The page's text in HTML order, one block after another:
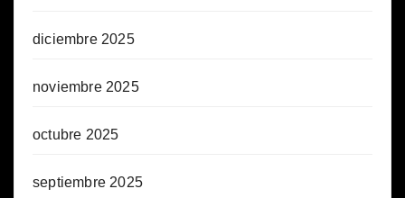
diciembre 2025
noviembre 2025
octubre 2025
septiembre 2025